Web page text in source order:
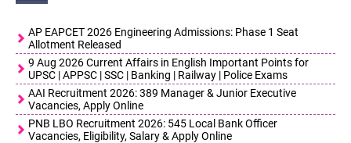
AP EAPCET 2026 Engineering Admissions: Phase 1 Seat
Allotment Released
9 Aug 2026 Current Affairs in English Important Points for
UPSC | APPSC | SSC | Banking | Railway | Police Exams
AAI Recruitment 2026: 389 Manager & Junior Executive
Vacancies, Apply Online
PNB LBO Recruitment 2026: 545 Local Bank Officer
Vacancies, Eligibility, Salary & Apply Online